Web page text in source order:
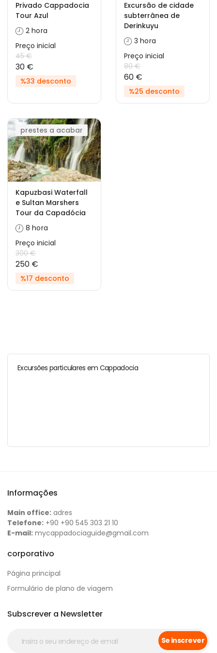
Privado Cappadocia
Tour Azul
2 hora
Preço inicial
45 €
30 €
%33 desconto
Excursão de cidade
subterrânea de
Derinkuyu
3 hora
Preço inicial
80 €
60 €
%25 desconto
prestes a acabar
Kapuzbasi Waterfall
e Sultan Marshers
Tour da Capadócia
8 hora
Preço inicial
300 €
250 €
%17 desconto
Excursões particulares em Cappadocia
Informações
Main office: adres
Telefone: +90 +90 545 303 21 10
E-mail: mycappadociaguide@gmail.com
corporativo
Página principal
Formulário de plano de viagem
Subscrever a Newsletter
Se inscrever